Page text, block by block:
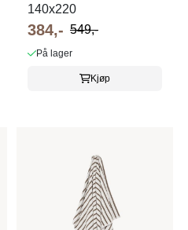
140x220
384,- 549,-
På lager
Kjøp